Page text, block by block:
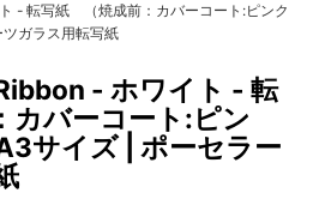
ト - 転写紙 （焼成前：カバーコート:ピンク
ガラス用転写紙
- ホワイト - 転
バーコート:ピン
サイズ | ポーセラー